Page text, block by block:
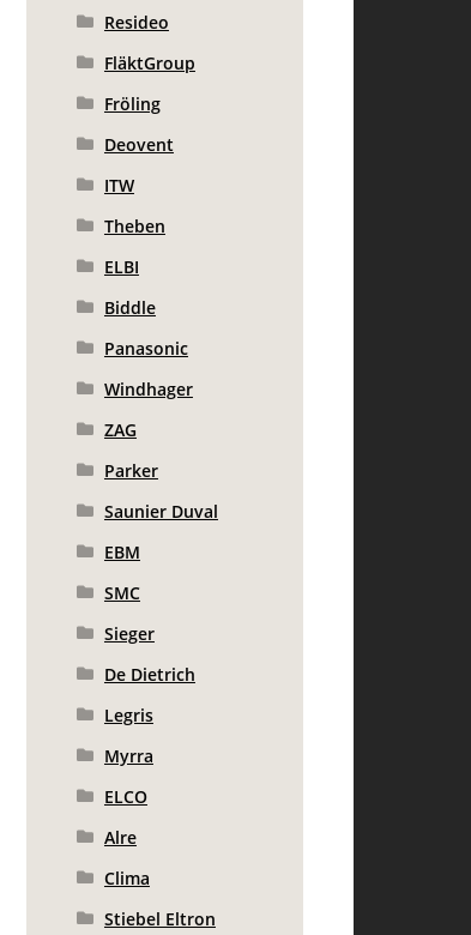
Resideo
FläktGroup
Fröling
Deovent
ITW
Theben
ELBI
Biddle
Panasonic
Windhager
ZAG
Parker
Saunier Duval
EBM
SMC
Sieger
De Dietrich
Legris
Myrra
ELCO
Alre
Clima
Stiebel Eltron